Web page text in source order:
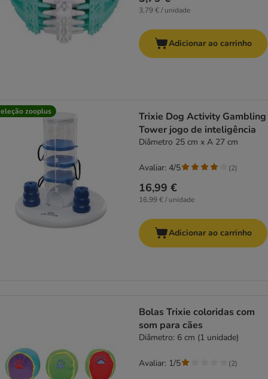
3,79 € / unidade
Adicionar ao carrinho
zooplus
Trixie Dog Activity Gambling
Tower jogo de inteligência
Diâmetro 25 cm x A 27 cm
16,99 €
16,99 € / unidade
Avaliar: 4/5 (2)
Adicionar ao carrinho
Bolas Trixie coloridas com
som para cães
Diâmetro: 6 cm (1 unidade)
Avaliar: 1/5 (2)